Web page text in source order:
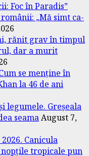
Foc în Paradis”
„Mă simt ca-
rănit grav în timpul
dar a murit
se menține în
la 46 de ani
legumele. Greșeala
seamaAugust 7,
Canicula
tropicale pun